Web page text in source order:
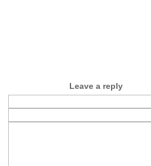
Leave a reply